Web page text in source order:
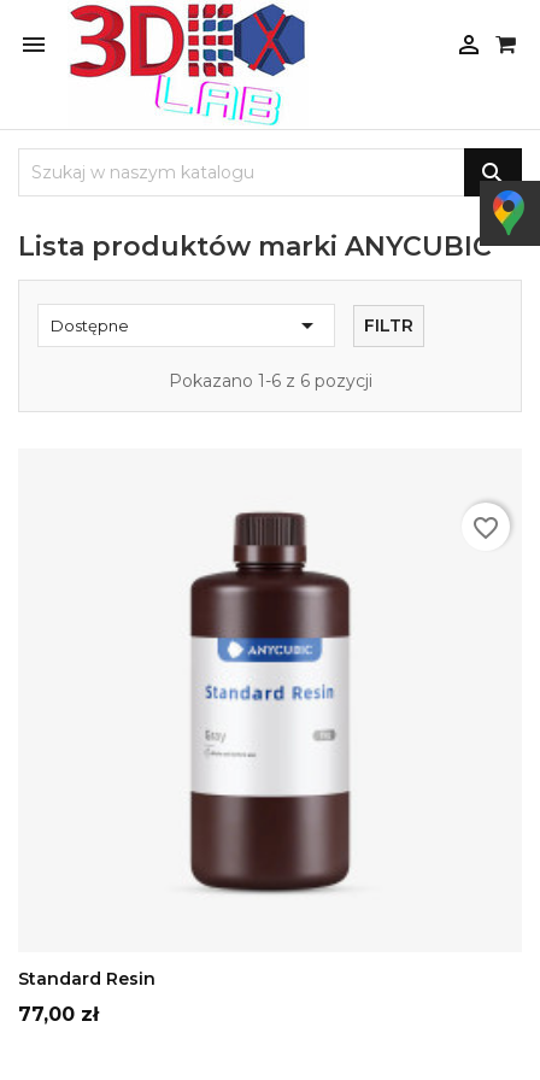
 

Lista produktów marki ANYCUBIC
Dostępne  FILTR
Pokazano 1-6 z 6 pozycji
SzaryBeżowy
BiałyczarnyFioletowy
Standard Resin
Cena
77,00 zł
favorite_border